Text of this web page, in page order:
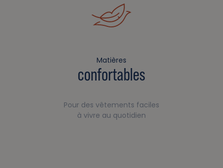
Matières
confortables
Pour des vêtements faciles
à vivre au quotidien